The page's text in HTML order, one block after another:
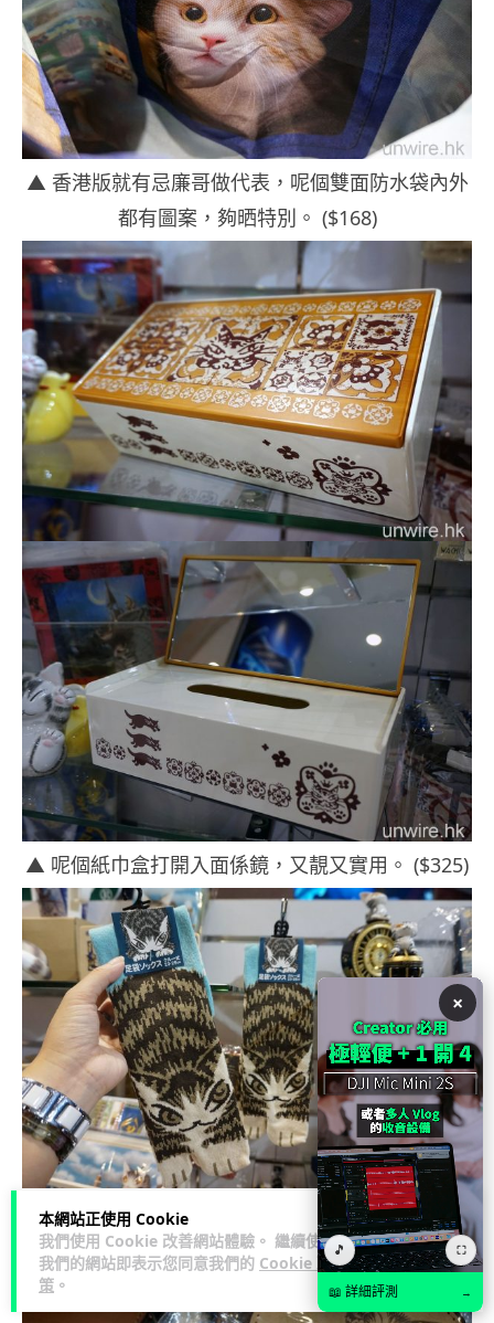
本網站正使用 Cookie
我們使用 Cookie 改善網站體驗。 繼續使用
我們的網站即表示您同意我們的 Cookie 政
策 。
▲ 香港版就有忌廉哥做代表，呢個雙面防水袋內外
都有圖案，夠晒特別。 ($168)
▲ 呢個紙巾盒打開入面係鏡，又靚又實用。 ($325)
▲ 貓尾短襪超得意，買咗應該未必捨得著呢！
($55)
×
🎵 ⛶
📖 詳細評測 →